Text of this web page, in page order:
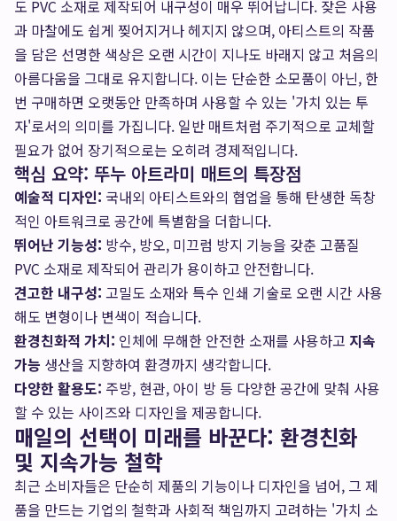
도 PVC 소재로 제작되어 내구성이 매우 뛰어납니다. 잦은 사용
과 마찰에도 쉽게 찢어지거나 헤지지 않으며, 아티스트의 작품
을 담은 선명한 색상은 오랜 시간이 지나도 바래지 않고 처음의
아름다움을 그대로 유지합니다. 이는 단순한 소모품이 아닌, 한
번 구매하면 오랫동안 만족하며 사용할 수 있는 '가치 있는 투
자'로서의 의미를 가집니다. 일반 매트처럼 주기적으로 교체할
필요가 없어 장기적으로는 오히려 경제적입니다.
핵심 요약: 뚜누 아트라미 매트의 특장점
예술적 디자인: 국내외 아티스트와의 협업을 통해 탄생한 독창
적인 아트워크로 공간에 특별함을 더합니다.
뛰어난 기능성: 방수, 방오, 미끄럼 방지 기능을 갖춘 고품질
PVC 소재로 제작되어 관리가 용이하고 안전합니다.
견고한 내구성: 고밀도 소재와 특수 인쇄 기술로 오랜 시간 사용
해도 변형이나 변색이 적습니다.
환경친화적 가치: 인체에 무해한 안전한 소재를 사용하고 지속
가능 생산을 지향하여 환경까지 생각합니다.
다양한 활용도: 주방, 현관, 아이 방 등 다양한 공간에 맞춰 사용
할 수 있는 사이즈와 디자인을 제공합니다.
매일의 선택이 미래를 바꾼다: 환경친화
및 지속가능 철학
최근 소비자들은 단순히 제품의 기능이나 디자인을 넘어, 그 제
품을 만드는 기업의 철학과 사회적 책임까지 고려하는 '가치 소